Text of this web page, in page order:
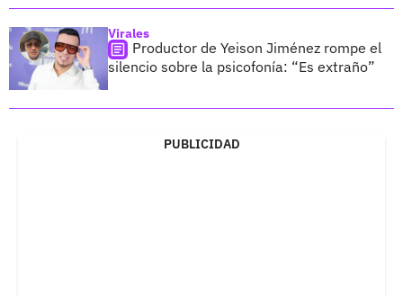
Virales
Productor de Yeison Jiménez rompe el
silencio sobre la psicofonía: “Es extraño”
PUBLICIDAD